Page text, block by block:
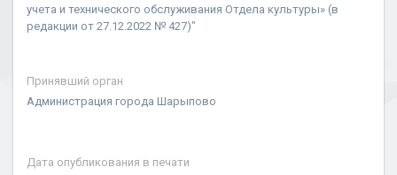
учета и технического обслуживания Отдела культуры» (в
редакции от 27.12.2022 № 427)"
Принявший орган
Администрация города Шарыпово
Дата опубликования в печати